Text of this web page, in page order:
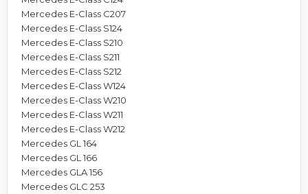
Mercedes E-Class C207
Mercedes E-Class S124
Mercedes E-Class S210
Mercedes E-Class S211
Mercedes E-Class S212
Mercedes E-Class W124
Mercedes E-Class W210
Mercedes E-Class W211
Mercedes E-Class W212
Mercedes GL 164
Mercedes GL 166
Mercedes GLA 156
Mercedes GLC 253